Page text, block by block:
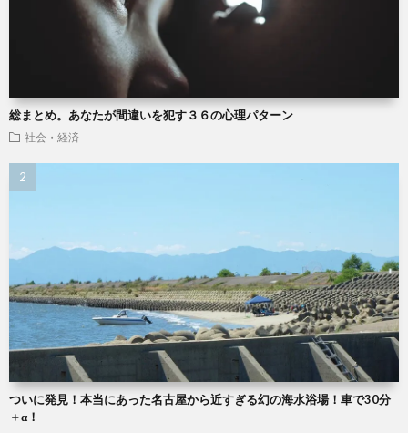
総まとめ。あなたが間違いを犯す３６の心理パターン
社会・経済
ついに発見！本当にあった名古屋から近すぎる幻の海水浴場！車で30分
＋α！